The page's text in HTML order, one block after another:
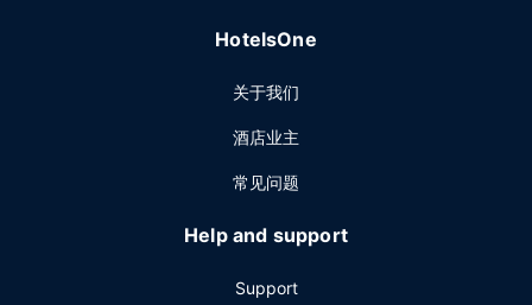
HotelsOne
关于我们
酒店业主
常见问题
Help and support
Support